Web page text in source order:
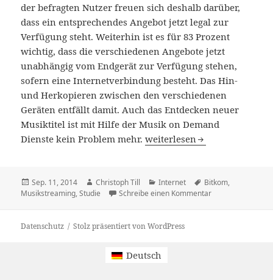
der befragten Nutzer freuen sich deshalb darüber,
dass ein entsprechendes Angebot jetzt legal zur
Verfügung steht. Weiterhin ist es für 83 Prozent
wichtig, dass die verschiedenen Angebote jetzt
unabhängig vom Endgerät zur Verfügung stehen,
sofern eine Internetverbindung besteht. Das Hin-
und Herkopieren zwischen den verschiedenen
Geräten entfällt damit. Auch das Entdecken neuer
Musiktitel ist mit Hilfe der Musik on Demand
Dienste kein Problem mehr.Musikstreaming: Große CD-
weiterlesen
Veröffentlicht
am
Sep. 11, 2014 Autor
Christoph Till Kategorien
Internet Schlagwörter
Bitkom,
Musikstreaming,Studie Schreibe einen Kommentarzu
Datenschutz Stolz präsentiert von WordPress
Deutsch